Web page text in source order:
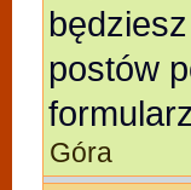
postów
Góra